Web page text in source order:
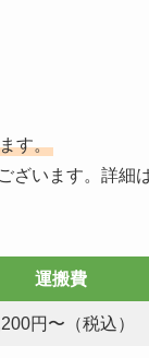
す。
ざいます。詳細
運搬費
円〜（税込）